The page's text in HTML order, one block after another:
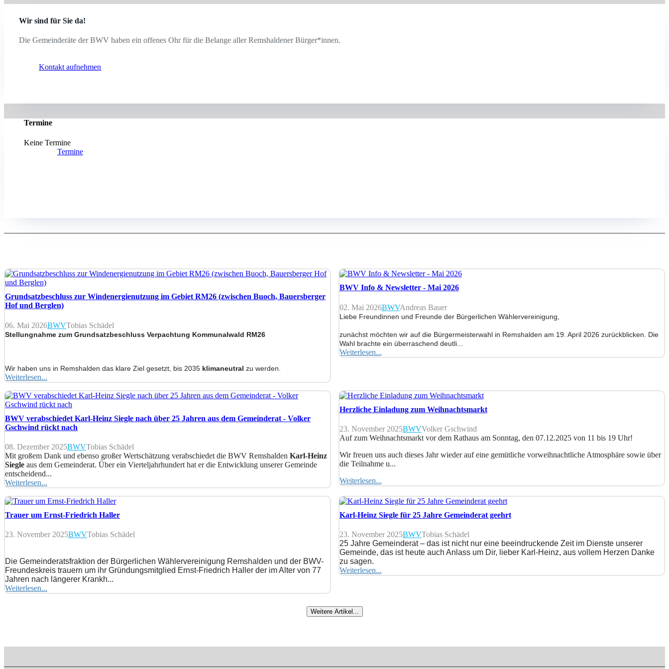
Wir sind für Sie da!
Die Gemeinderäte der BWV haben ein offenes Ohr für die Belange aller Remshaldener Bürger*innen.
Kontakt aufnehmen
Termine
Keine Termine
Termine
Grundsatzbeschluss zur Windenergienutzung im Gebiet RM26 (zwischen Buoch, Bauersberger
Hof und Berglen)
06. Mai 2026BWVTobias Schädel
Stellungnahme zum Grundsatzbeschluss Verpachtung Kommunalwald RM26
Wir haben uns in Remshalden das klare Ziel gesetzt, bis 2035 klimaneutral zu werden.
Weiterlesen...
BWV Info & Newsletter - Mai 2026
02. Mai 2026BWVAndreas Bauer
Liebe Freundinnen und Freunde der Bürgerlichen Wählervereinigung,
zunächst möchten wir auf die Bürgermeisterwahl in Remshalden am 19. April 2026 zurückblicken. Die
Wahl brachte ein überraschend deutli...
Weiterlesen...
BWV verabschiedet Karl-Heinz Siegle nach über 25 Jahren aus dem Gemeinderat - Volker
Gschwind rückt nach
08. Dezember 2025BWVTobias Schädel
Mit großem Dank und ebenso großer Wertschätzung verabschiedet die BWV Remshalden Karl-Heinz
Siegle aus dem Gemeinderat. Über ein Vierteljahrhundert hat er die Entwicklung unserer Gemeinde
entscheidend...
Weiterlesen...
Herzliche Einladung zum Weihnachtsmarkt
23. November 2025BWVVolker Gschwind
Auf zum Weihnachtsmarkt vor dem Rathaus am Sonntag, den 07.12.2025 von 11 bis 19 Uhr!
Wir freuen uns auch dieses Jahr wieder auf eine gemütliche vorweihnachtliche Atmosphäre sowie über
die Teilnahme u...
Weiterlesen...
Trauer um Ernst-Friedrich Haller
23. November 2025BWVTobias Schädel
Die Gemeinderatsfraktion der Bürgerlichen Wählervereinigung Remshalden und der BWV-
Freundeskreis trauern um ihr Gründungsmitglied Ernst-Friedrich Haller der im Alter von 77
Jahren nach längerer Krankh...
Weiterlesen...
Karl-Heinz Siegle für 25 Jahre Gemeinderat geehrt
23. November 2025BWVTobias Schädel
25 Jahre Gemeinderat – das ist nicht nur eine beeindruckende Zeit im Dienste unserer
Gemeinde, das ist heute auch Anlass um Dir, lieber Karl-Heinz, aus vollem Herzen Danke
zu sagen.
Weiterlesen...
Weitere Artikel...